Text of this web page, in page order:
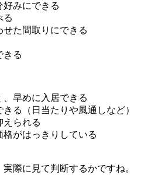
好みにできる
る
せた間取りにできる
きる
、早めに入居できる
る（日当たりや風通しなど）
えられる
格がはっきりしている
際に見て判断するかですね。